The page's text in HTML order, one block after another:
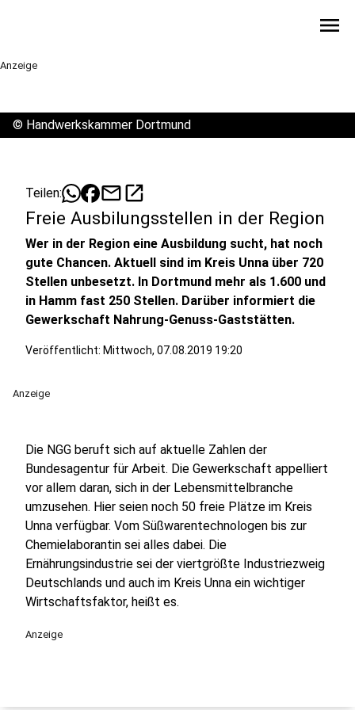
menu
Anzeige
© Handwerkskammer Dortmund
Teilen: mailopen_in_new
Freie Ausbilungsstellen in der Region
Wer in der Region eine Ausbildung sucht, hat noch
gute Chancen. Aktuell sind im Kreis Unna über 720
Stellen unbesetzt. In Dortmund mehr als 1.600 und
in Hamm fast 250 Stellen. Darüber informiert die
Gewerkschaft Nahrung-Genuss-Gaststätten.
Veröffentlicht: Mittwoch, 07.08.2019 19:20
Anzeige
Die NGG beruft sich auf aktuelle Zahlen der
Bundesagentur für Arbeit. Die Gewerkschaft appelliert
vor allem daran, sich in der Lebensmittelbranche
umzusehen. Hier seien noch 50 freie Plätze im Kreis
Unna verfügbar. Vom Süßwarentechnologen bis zur
Chemielaborantin sei alles dabei. Die
Ernährungsindustrie sei der viertgrößte Industriezweig
Deutschlands und auch im Kreis Unna ein wichtiger
Wirtschaftsfaktor, heißt es.
Anzeige